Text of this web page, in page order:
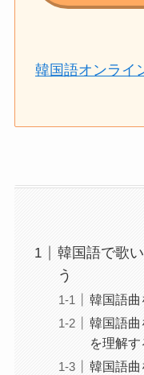
韓国語オンライ
韓国語で歌
う
韓国語曲
韓国語曲
を理解す
韓国語曲